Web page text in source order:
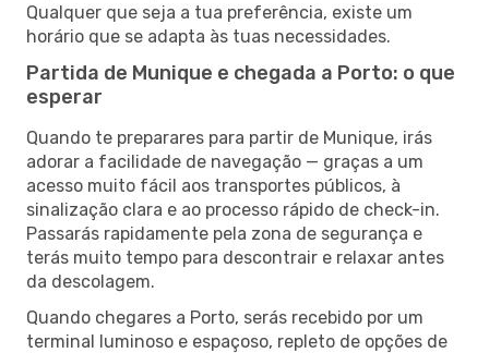
Qualquer que seja a tua preferência, existe um
horário que se adapta às tuas necessidades.
Partida de Munique e chegada a Porto: o que
esperar
Quando te preparares para partir de Munique, irás
adorar a facilidade de navegação — graças a um
acesso muito fácil aos transportes públicos, à
sinalização clara e ao processo rápido de check-in.
Passarás rapidamente pela zona de segurança e
terás muito tempo para descontrair e relaxar antes
da descolagem.
Quando chegares a Porto, serás recebido por um
terminal luminoso e espaçoso, repleto de opções de